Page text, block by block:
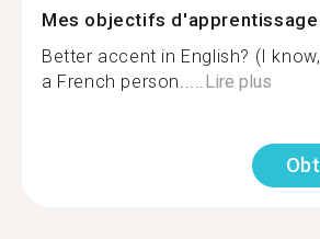
Mes objectifs d'apprentissage
Better accent in English? (I
a French person.....Lire plus